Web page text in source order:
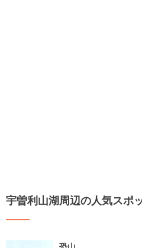
宇曽利山湖周辺の人気スポ